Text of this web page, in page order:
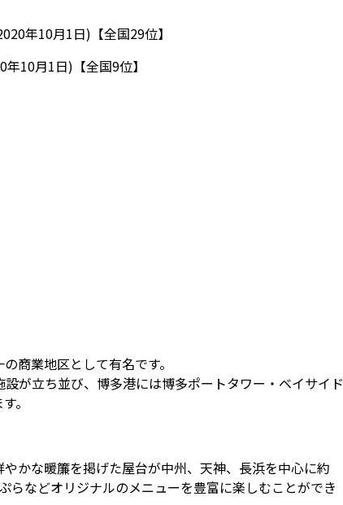
年10月1日)【全国29位】
10月1日)【全国9位】
商業地区として有名です。
が立ち並び、博多港には博多ポートタワー・ベイサイド
。
かな暖簾を掲げた屋台が中州、天神、長浜を中心に約
らなどオリジナルのメニューを豊富に楽しむことができ